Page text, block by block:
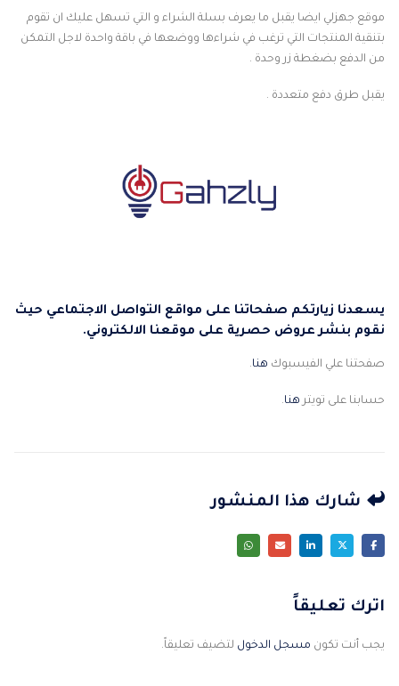
موقع جهزلي ايضا يقبل ما يعرف بسلة الشراء و التي تسهل عليك ان تقوم
بتنقية المنتجات التي ترغب في شراءها ووضعها في باقة واحدة لاجل التمكن
من الدفع بضغطة زر وحدة .
يقبل طرق دفع متعددة .
يسعدنا زيارتكم صفحاتنا على مواقع التواصل الاجتماعي حيث
نقوم بنشر عروض حصرية على موقعنا الالكتروني.
صفحتنا علي الفيسبوك هنا.
حسابنا على تويتر هنا.
شارك هذا المنشور
اترك تعليقاً
يجب أنت تكون مسجل الدخول لتضيف تعليقاً.